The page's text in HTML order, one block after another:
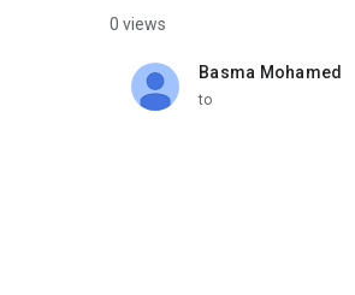
0 views
Basma Mohamed
unread,
to